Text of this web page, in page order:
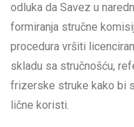
odluka da Savez u
formiranja stručne
procedura vršiti
skladu sa stručnošću,
frizerske struke kako bi
lične koristi.